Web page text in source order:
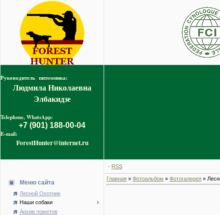
Руководитель питомника:
Людмила Николаевна
Элбакидзе
Telephone, WhatsApp:
+7 (901) 188-00-04
E-mail:
ForestHunter@internet.ru
Меню сайта
Лесной Охотник
Наши собаки
Архив пометов
· RSS
Главная » Фотоальбом » Фотогалерея »